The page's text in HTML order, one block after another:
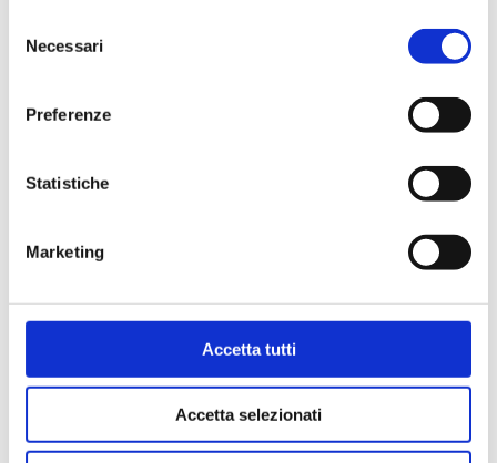
delNecessari
Preferenze
Statistiche
Marketing
Accetta tutti
Accetta selezionati
Bevande a dispenser, serata di Gala con menù
La partecipazione a tutte le attività di animazione
balli e le feste in programma tutte le sere durante la
lettini, teli mare, palestra, vasche idromassaggio,
Le bevande, le escursioni a terra nel corso della crociera,
Assicurazione multirischi.
Le quote di servizio altri servizi (parrucchiere, massaggi,